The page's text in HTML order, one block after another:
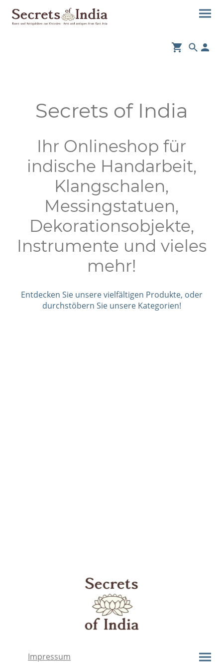
Secrets of India
Ihr Onlineshop für
indische Handarbeit,
Klangschalen,
Messingstatuen,
Dekorationsobjekte,
Instrumente und vieles
mehr!
Entdecken Sie unsere vielfältigen Produkte, oder
durchstöbern Sie unsere Kategorien!
Impressum